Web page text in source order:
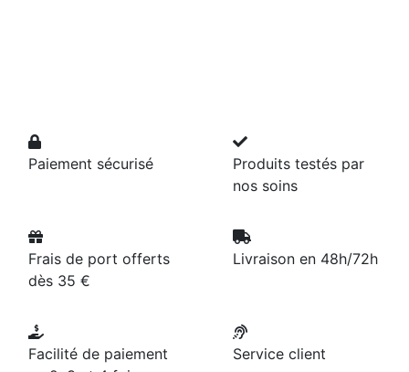
Paiement sécurisé
Produits testés par
nos soins
Frais de port offerts
dès 35 €
Livraison en 48h/72h
Facilité de paiement
Service client